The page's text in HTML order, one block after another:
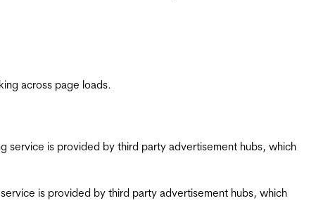
across page loads.
service is provided by third party advertisement hubs, which
is provided by third party advertisement hubs, which